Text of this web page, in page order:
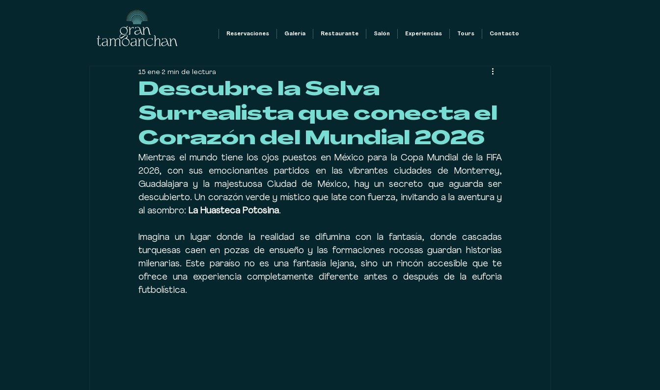
Reservaciones Galería Restaurante Salón Experiencias Tours Contacto
Descubre la Selva
Surrealista que conecta el
Corazón del Mundial 2026
15 ene 2 min de lectura
Mientras el mundo tiene los ojos puestos en México para la Copa Mundial de la FIFA
2026, con sus emocionantes partidos en las vibrantes ciudades de Monterrey,
Guadalajara y la majestuosa Ciudad de México, hay un secreto que aguarda ser
descubierto. Un corazón verde y místico que late con fuerza, invitando a la aventura y
al asombro: La Huasteca Potosina.
Imagina un lugar donde la realidad se difumina con la fantasía, donde cascadas
turquesas caen en pozas de ensueño y las formaciones rocosas guardan historias
milenarias. Este paraíso no es una fantasía lejana, sino un rincón accesible que te
ofrece una experiencia completamente diferente antes o después de la euforia
futbolística.